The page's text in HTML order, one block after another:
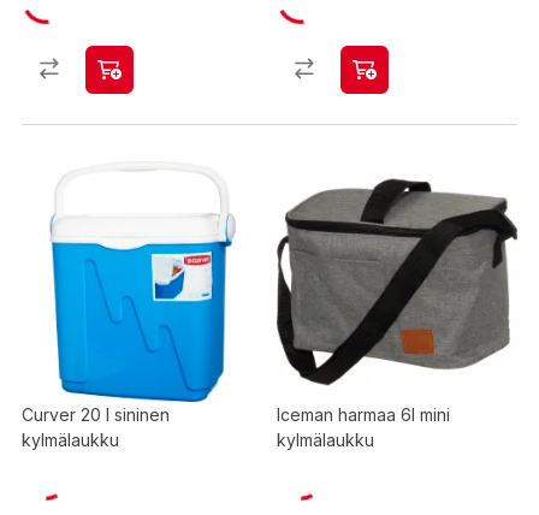
Curver 20 l sininen
kylmälaukku
Iceman harmaa 6l mini
kylmälaukku